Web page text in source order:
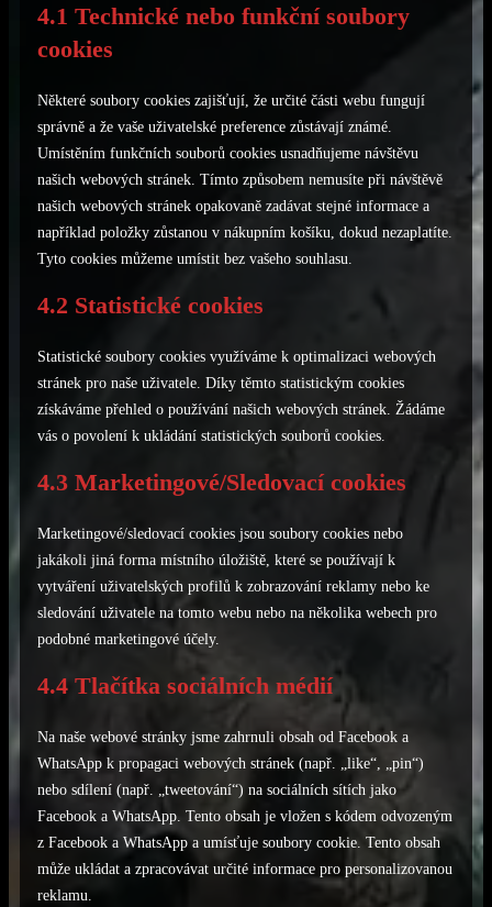
4.1 Technické nebo funkční soubory
cookies
Některé soubory cookies zajišťují, že určité části webu fungují
správně a že vaše uživatelské preference zůstávají známé.
Umístěním funkčních souborů cookies usnadňujeme návštěvu
našich webových stránek. Tímto způsobem nemusíte při návštěvě
našich webových stránek opakovaně zadávat stejné informace a
například položky zůstanou v nákupním košíku, dokud nezaplatíte.
Tyto cookies můžeme umístit bez vašeho souhlasu.
4.2 Statistické cookies
Statistické soubory cookies využíváme k optimalizaci webových
stránek pro naše uživatele. Díky těmto statistickým cookies
získáváme přehled o používání našich webových stránek. Žádáme
vás o povolení k ukládání statistických souborů cookies.
4.3 Marketingové/Sledovací cookies
Marketingové/sledovací cookies jsou soubory cookies nebo
jakákoli jiná forma místního úložiště, které se používají k
vytváření uživatelských profilů k zobrazování reklamy nebo ke
sledování uživatele na tomto webu nebo na několika webech pro
podobné marketingové účely.
4.4 Tlačítka sociálních médií
Na naše webové stránky jsme zahrnuli obsah od Facebook a
WhatsApp k propagaci webových stránek (např. „like“, „pin“)
nebo sdílení (např. „tweetování“) na sociálních sítích jako
Facebook a WhatsApp. Tento obsah je vložen s kódem odvozeným
z Facebook a WhatsApp a umísťuje soubory cookie. Tento obsah
může ukládat a zpracovávat určité informace pro personalizovanou
reklamu.